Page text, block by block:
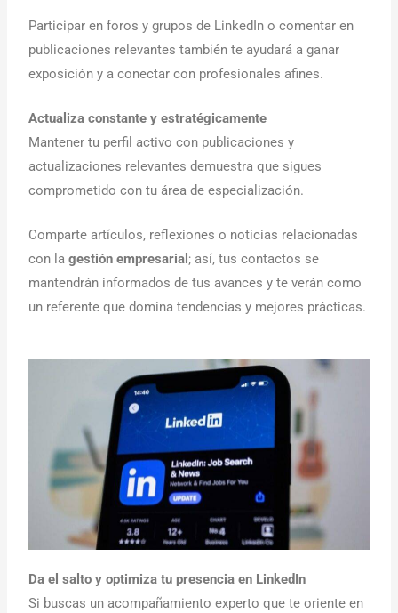
Participar en foros y grupos de LinkedIn o comentar en
publicaciones relevantes también te ayudará a ganar
exposición y a conectar con profesionales afines.
Actualiza constante y estratégicamente
Mantener tu perfil activo con publicaciones y
actualizaciones relevantes demuestra que sigues
comprometido con tu área de especialización.
Comparte artículos, reflexiones o noticias relacionadas
con lagestión empresarial ; así, tus contactos se
mantendrán informados de tus avances y te verán como
un referente que domina tendencias y mejores prácticas.
Da el salto y optimiza tu presencia en LinkedIn
Si buscas un acompañamiento experto que te oriente en